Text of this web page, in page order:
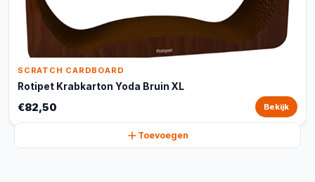
SCRATCH CARDBOARD
Rotipet Krabkarton Yoda Bruin XL
€82,50 Bekijk
Toevoegen